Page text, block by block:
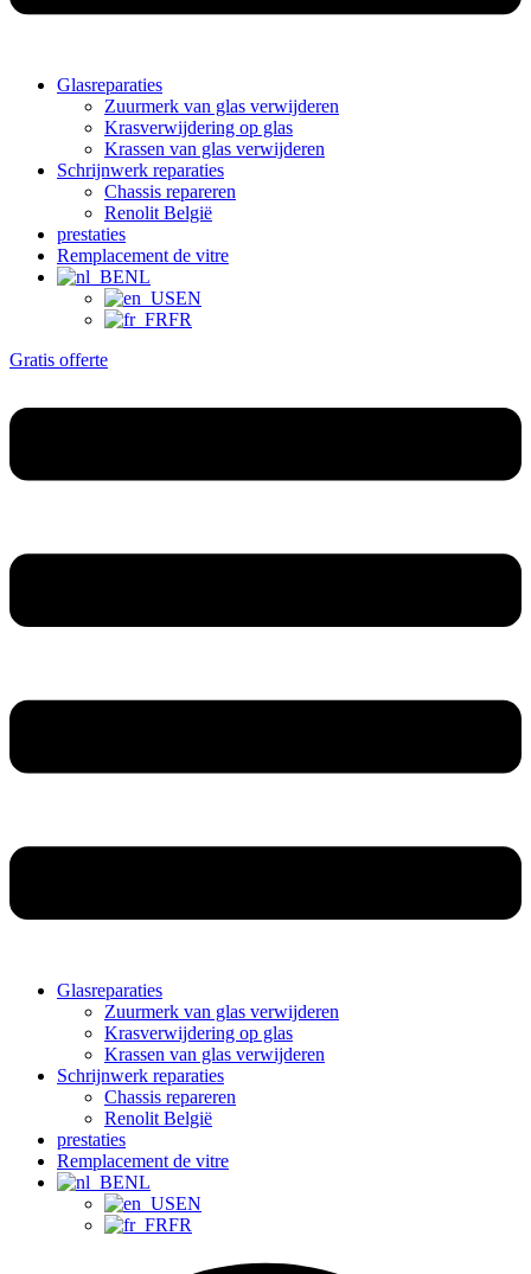
Glasreparaties
Zuurmerk van glas verwijderen
Krasverwijdering op glas
Krassen van glas verwijderen
Schrijnwerk reparaties
Chassis repareren
Renolit België
prestaties
Remplacement de vitre
NL
EN
FR
Gratis offerte
Glasreparaties
Zuurmerk van glas verwijderen
Krasverwijdering op glas
Krassen van glas verwijderen
Schrijnwerk reparaties
Chassis repareren
Renolit België
prestaties
Remplacement de vitre
NL
EN
FR